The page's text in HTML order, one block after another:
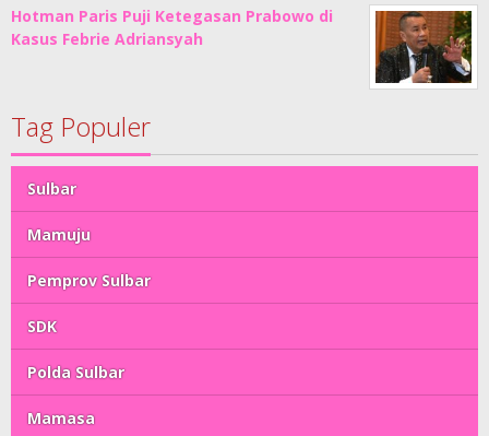
Hotman Paris Puji Ketegasan Prabowo di
Kasus Febrie Adriansyah
Tag Populer
Sulbar
Mamuju
Pemprov Sulbar
SDK
Polda Sulbar
Mamasa